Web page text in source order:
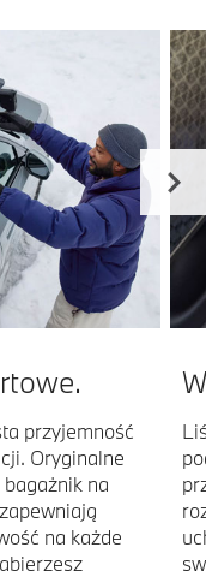
przyjemność
Oryginalne
na
na każde